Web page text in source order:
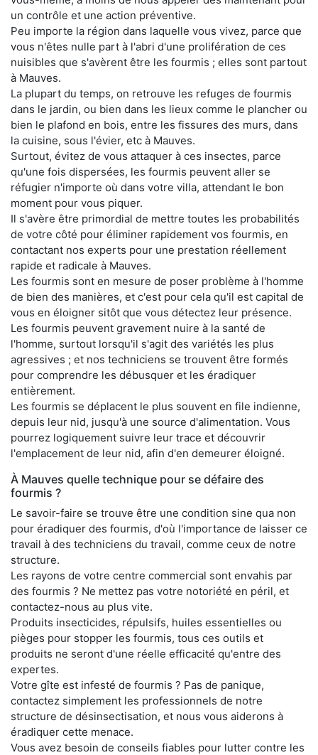
un contrôle et une action préventive.
Peu importe la région dans laquelle vous vivez, parce que
vous n'êtes nulle part à l'abri d'une prolifération de ces
nuisibles que s'avèrent être les fourmis ; elles sont partout
à Mauves.
La plupart du temps, on retrouve les refuges de fourmis
dans le jardin, ou bien dans les lieux comme le plancher ou
bien le plafond en bois, entre les fissures des murs, dans
la cuisine, sous l'évier, etc à Mauves.
Surtout, évitez de vous attaquer à ces insectes, parce
qu'une fois dispersées, les fourmis peuvent aller se
réfugier n'importe où dans votre villa, attendant le bon
moment pour vous piquer.
Il s'avère être primordial de mettre toutes les probabilités
de votre côté pour éliminer rapidement vos fourmis, en
contactant nos experts pour une prestation réellement
rapide et radicale à Mauves.
Les fourmis sont en mesure de poser problème à l'homme
de bien des manières, et c'est pour cela qu'il est capital de
vous en éloigner sitôt que vous détectez leur présence.
Les fourmis peuvent gravement nuire à la santé de
l'homme, surtout lorsqu'il s'agit des variétés les plus
agressives ; et nos techniciens se trouvent être formés
pour comprendre les débusquer et les éradiquer
entièrement.
Les fourmis se déplacent le plus souvent en file indienne,
depuis leur nid, jusqu'à une source d'alimentation. Vous
pourrez logiquement suivre leur trace et découvrir
l'emplacement de leur nid, afin d'en demeurer éloigné.
À Mauves quelle technique pour se défaire des
fourmis ?
Le savoir-faire se trouve être une condition sine qua non
pour éradiquer des fourmis, d'où l'importance de laisser ce
travail à des techniciens du travail, comme ceux de notre
structure.
Les rayons de votre centre commercial sont envahis par
des fourmis ? Ne mettez pas votre notoriété en péril, et
contactez-nous au plus vite.
Produits insecticides, répulsifs, huiles essentielles ou
pièges pour stopper les fourmis, tous ces outils et
produits ne seront d'une réelle efficacité qu'entre des
expertes.
Votre gîte est infesté de fourmis ? Pas de panique,
contactez simplement les professionnels de notre
structure de désinsectisation, et nous vous aiderons à
éradiquer cette menace.
Vous avez besoin de conseils fiables pour lutter contre les